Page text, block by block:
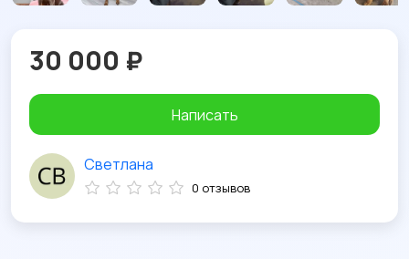
30 000 ₽
Написать
Светлана
0 отзывов